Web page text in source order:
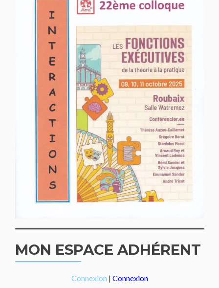
MON ESPACE ADHÉRENT
Connexion | Connexion